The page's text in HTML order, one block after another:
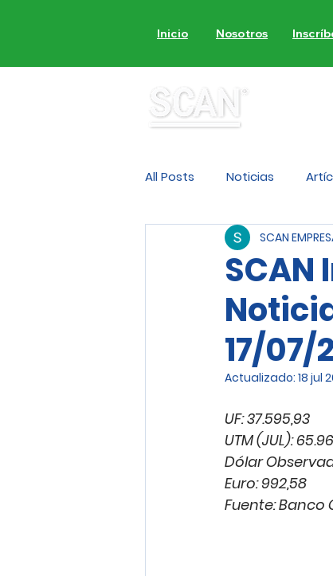
Inicio Nosotros
All Posts Noticias
17/07/
SCAN
Actualizado: 18 jul
UF: 37.595,93
UTM (JUL):
Dólar
Euro: 992,58
Fuente: Banco